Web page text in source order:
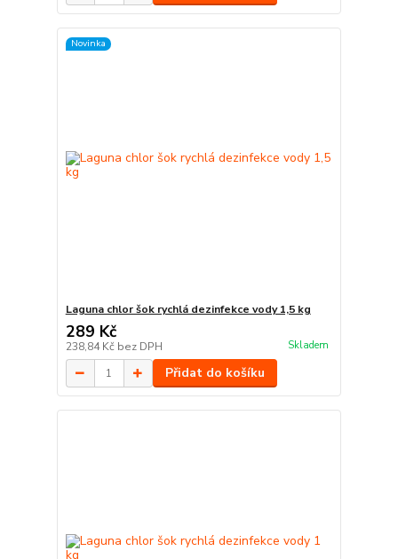
Novinka
Laguna chlor šok rychlá dezinfekce vody 1,5 kg
289 Kč
238,84 Kč bez DPH Skladem
Přidat do košíku